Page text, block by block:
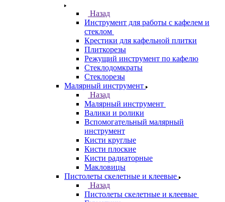
Назад
Инструмент для работы с кафелем и
стеклом
Крестики для кафельной плитки
Плиткорезы
Режущий инструмент по кафелю
Стеклодомкраты
Стеклорезы
Малярный инструмент
Назад
Малярный инструмент
Валики и ролики
Вспомогательный малярный
инструмент
Кисти круглые
Кисти плоские
Кисти радиаторные
Макловицы
Пистолеты скелетные и клеевые
Назад
Пистолеты скелетные и клеевые